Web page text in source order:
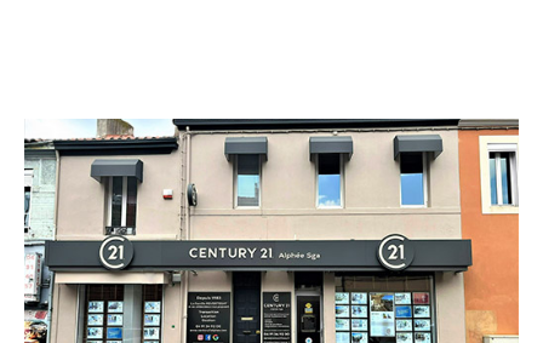
CENTURY 21 Alphée Sga
39 avenue de St Julien
MARSEILLE - 13012
Envoyer un message